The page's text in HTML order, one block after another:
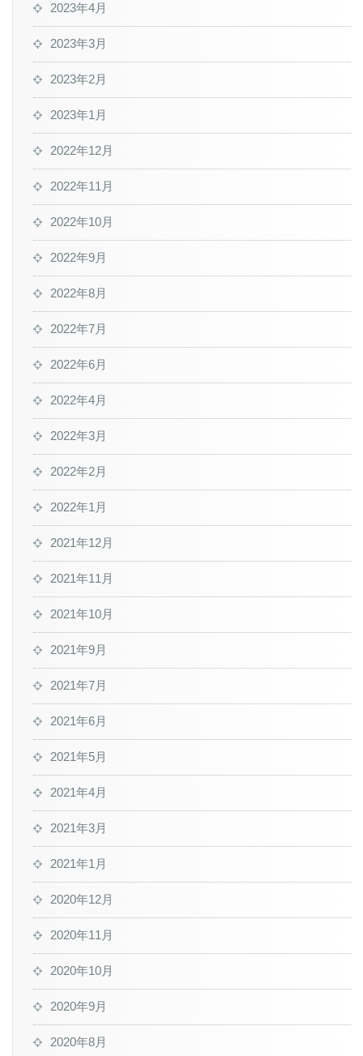
2023年4月
2023年3月
2023年2月
2023年1月
2022年12月
2022年11月
2022年10月
2022年9月
2022年8月
2022年7月
2022年6月
2022年4月
2022年3月
2022年2月
2022年1月
2021年12月
2021年11月
2021年10月
2021年9月
2021年7月
2021年6月
2021年5月
2021年4月
2021年3月
2021年1月
2020年12月
2020年11月
2020年10月
2020年9月
2020年8月